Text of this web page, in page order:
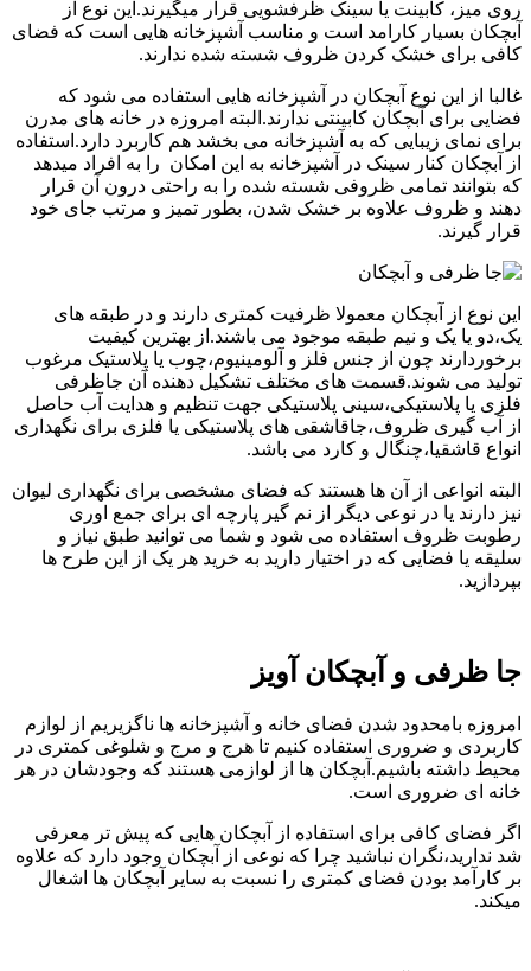
روی میز، کابینت یا سینک ظرفشویی قرار میگیرند.این نوع از
آبچکان بسیار کارامد است و مناسب آشپزخانه هایی است که فضای
کافی برای خشک کردن ظروف شسته شده ندارند.
غالبا از این نوع آبچکان در آشپزخانه هایی استفاده می شود که
فضایی برای آبچکان کابینتی ندارند.البته امروزه در خانه های مدرن
برای نمای زیبایی که به آشپزخانه می بخشد هم کاربرد دارد.استفاده
از آبچکان کنار سینک در آشپزخانه به این امکان را به افراد میدهد
که بتوانند تمامی ظروفی شسته شده را به راحتی درون آن قرار
دهند و ظروف علاوه بر خشک شدن، بطور تمیز و مرتب جای خود
قرار گیرند.
این نوع از آبچکان معمولا ظرفیت کمتری دارند و در طبقه های
یک،دو یا یک و نیم طبقه موجود می باشند.از بهترین کیفیت
برخوردارند چون از جنس فلز و آلومینیوم،چوب یا پلاستیک مرغوب
تولید می شوند.قسمت های مختلف تشکیل دهنده آن جاظرفی
فلزی یا پلاستیکی،سینی پلاستیکی جهت تنظیم و هدایت آب حاصل
از آب گیری ظروف،جاقاشقی های پلاستیکی یا فلزی برای نگهداری
انواع قاشقیا،چنگال و کارد می باشد.
البته انواعی از آن ها هستند که فضای مشخصی برای نگهداری لیوان
نیز دارند یا در نوعی دیگر از نم گیر پارچه ای برای جمع اوری
رطوبت ظروف استفاده می شود و شما می توانید طبق نیاز و
سلیقه یا فضایی که در اختیار دارید به خرید هر یک از این طرح ها
بپردازید.
جا ظرفی و آبچکان آویز
امروزه بامحدود شدن فضای خانه و آشپزخانه ها ناگزیریم از لوازم
کاربردی و ضروری استفاده کنیم تا هرج و مرج و شلوغی کمتری در
محیط داشته باشیم.آبچکان ها از لوازمی هستند که وجودشان در هر
خانه ای ضروری است.
اگر فضای کافی برای استفاده از آبچکان هایی که پیش تر معرفی
شد ندارید،نگران نباشید چرا که نوعی از آبچکان وجود دارد که علاوه
بر کارآمد بودن فضای کمتری را نسبت به سایر آبچکان ها اشغال
میکند.